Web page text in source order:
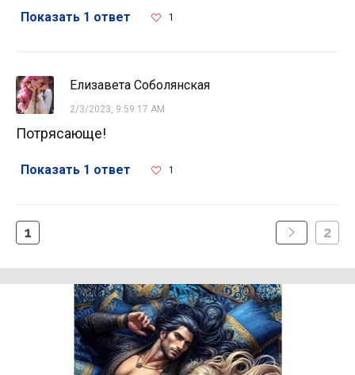
Показать 1 ответ 1
Елизавета Соболянская
2/3/2023, 9:59:17 AM
Потрясающе!
Показать 1 ответ 1
1 2